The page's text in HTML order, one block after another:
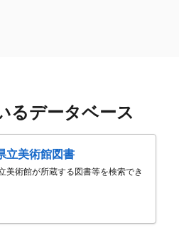
るデータベース
立美術館図書
美術館が所蔵する図書等を検索でき